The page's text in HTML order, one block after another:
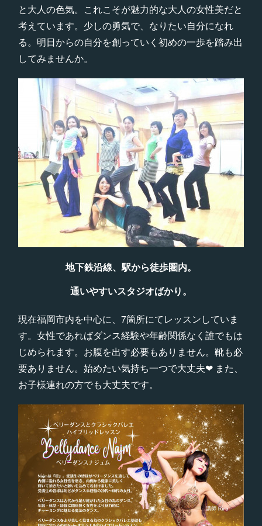
と大人の色気。これこそが魅力的な大人の女性美だと
考えています。少しの勇気で、なりたい自分になれ
る。明日からの自分を創っていく初めの一歩を踏み出
してみませんか。
地下鉄沿線、駅から徒歩圏内。
通いやすいスタジオばかり。
現在福岡市内を中心に、7箇所にてレッスンしていま
す。女性であればダンス経験や年齢関係なく誰でもは
じめられます。お腹を出す必要もありません。靴も必
要ありません。始めたい気持ち一つで大丈夫❤︎ また、
お子様連れの方でも大丈夫です。